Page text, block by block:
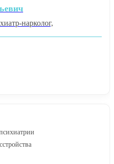
нарколог,